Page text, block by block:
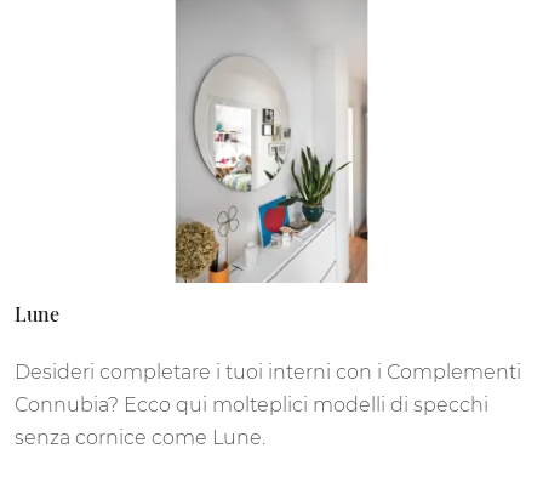
Lune
Desideri completare i tuoi interni con i Complementi
Connubia? Ecco qui molteplici modelli di specchi
senza cornice come Lune.